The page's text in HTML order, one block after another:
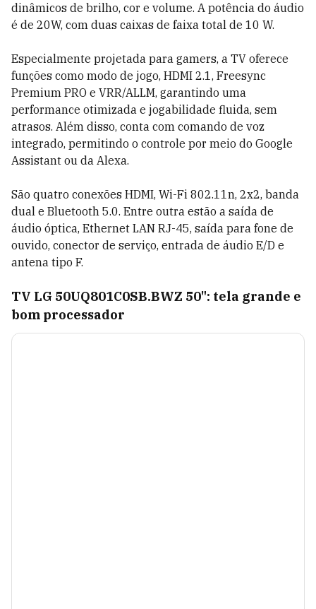
dinâmicos de brilho, cor e volume. A potência do áudio
é de 20W, com duas caixas de faixa total de 10 W.
Especialmente projetada para gamers, a TV oferece
funções como modo de jogo, HDMI 2.1, Freesync
Premium PRO e VRR/ALLM, garantindo uma
performance otimizada e jogabilidade fluida, sem
atrasos. Além disso, conta com comando de voz
integrado, permitindo o controle por meio do Google
Assistant ou da Alexa.
São quatro conexões HDMI, Wi-Fi 802.11n, 2x2, banda
dual e Bluetooth 5.0. Entre outra estão a saída de
áudio óptica, Ethernet LAN RJ-45, saída para fone de
ouvido, conector de serviço, entrada de áudio E/D e
antena tipo F.
TV LG 50UQ801C0SB.BWZ 50": tela grande e
bom processador